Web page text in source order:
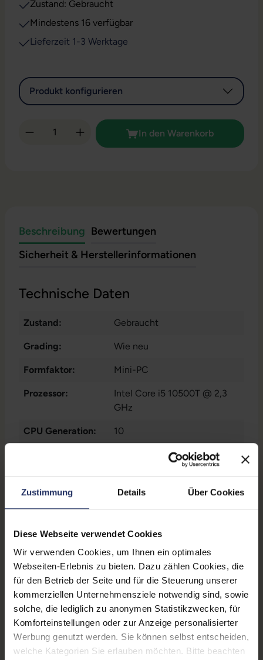
Zustimmung Details Über Cookies
Diese Webseite verwendet Cookies
Wir verwenden Cookies, um Ihnen ein optimales
Webseiten-Erlebnis zu bieten. Dazu zählen Cookies, die
für den Betrieb der Seite und für die Steuerung unserer
kommerziellen Unternehmensziele notwendig sind, sowie
solche, die lediglich zu anonymen Statistikzwecken, für
Komforteinstellungen oder zur Anzeige personalisierter
Werbung genutzt werden. Sie können selbst entscheiden,
welche Kategorien Sie erlauben möchten. Bitte beachten
Zustand: Gebraucht
Mindestens 16 verfügbar
Lieferzeit 1-3 Werktage
Produkt konfigurieren
Produkt Anzahl: Gib den gewünschten
In den Warenkorb
Beschreibung Bewertungen
Sicherheit & Herstellerinformationen
Technische Daten
Zustand: Gebraucht
Grading: Wie neu
Formfaktor: Mini-PC
Prozessor:
Intel Core i5 10500T @ 2,3
GHz
CPU Generation: 10
Onboard-Grafik: Intel® UHD Graphics 630
WLAN: Nein
Betriebssystem: Windows 11 Professional
Schnittstellen:
1x Audio / Mikrofon - 3.5 mm
Combo, 1x HDMI, 1x LAN RJ-
45, 1x USB 3 Typ C, 2x
DisplayPort, 2x USB 2 Typ A,
4x USB 3 Typ A
Mehr anzeigen
Partnerprogramm: Ja